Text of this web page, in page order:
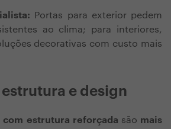
Portas para exterior pedem
ao clima; para interiores,
decorativas com custo mais
estrutura e design
com estrutura reforçada são mais